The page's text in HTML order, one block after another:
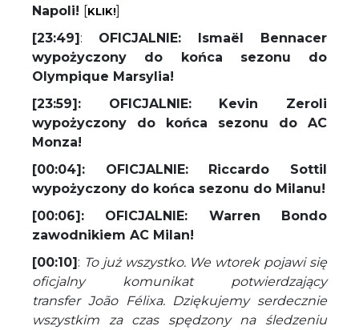
Napoli! [KLIK!]
[23:49]: OFICJALNIE: Ismaël Bennacer
wypożyczony do końca sezonu do
Olympique Marsylia!
[23:59]: OFICJALNIE: Kevin Zeroli
wypożyczony do końca sezonu do AC
Monza!
[00:04]: OFICJALNIE: Riccardo Sottil
wypożyczony do końca sezonu do Milanu!
[00:06]: OFICJALNIE: Warren Bondo
zawodnikiem AC Milan!
[00:10]: To już wszystko. We wtorek pojawi się
oficjalny komunikat potwierdzający
transfer João Félixa. Dziękujemy serdecznie
wszystkim za czas spędzony na śledzeniu